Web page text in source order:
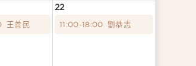
22
王善民 11:00-18:00 劉恭志